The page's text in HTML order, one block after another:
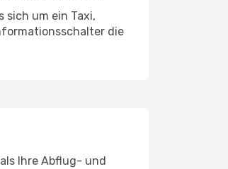
um ein Taxi,
die
Ihre Abflug- und